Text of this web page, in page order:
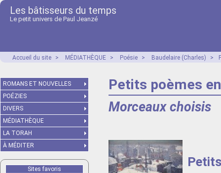
Les bâtisseurs du temps
Le petit univers de Paul Jeanzé
Accueil du site > MÉDIATHÈQUE > Poésie > Baudelaire (Charles) >
Petits poèmes
Morceaux choisis
ROMANS ET NOUVELLES
POÉZIES
DIVERS
MÉDIATHÈQUE
LA TORAH
À MÉDITER
Sites favoris